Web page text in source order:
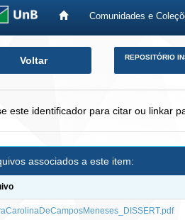
Comunidades e
Voltar REPOSITÓRIO
este identificador para citar ou linkar
associados a este item: